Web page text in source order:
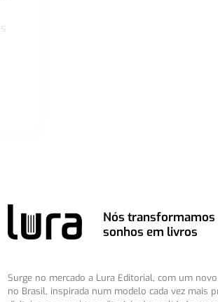
Nós transformamos
sonhos em livros
Surge no mercado a Lura Editorial, com um
no Brasil, inspirada num modelo cada vez mais